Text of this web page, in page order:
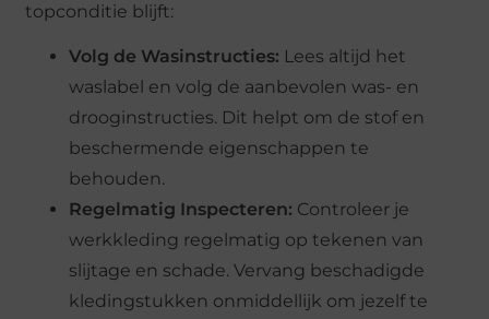
topconditie blijft:
Volg de Wasinstructies: Lees altijd het
waslabel en volg de aanbevolen was- en
drooginstructies. Dit helpt om de stof en
beschermende eigenschappen te
behouden.
Regelmatig Inspecteren: Controleer je
werkkleding regelmatig op tekenen van
slijtage en schade. Vervang beschadigde
kledingstukken onmiddellijk om jezelf te